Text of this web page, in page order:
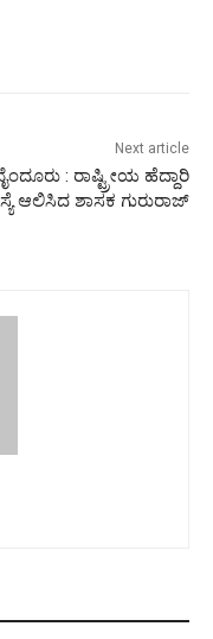
Next article
: ರಾಷ್ಟ್ರೀಯ ಹೆದ್ದಾರಿ
ಆಲಿಸಿದ ಶಾಸಕ ಗುರುರಾಜ್